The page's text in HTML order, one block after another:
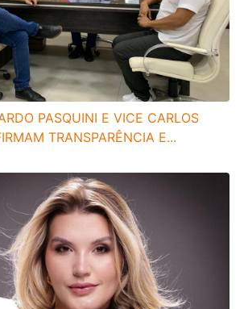
PASQUINI E VICE CARLOS
TRANSPARÊNCIA E...